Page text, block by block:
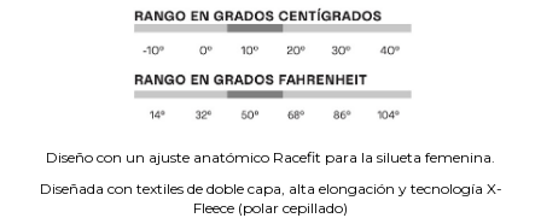
Diseño con un ajuste anatómico Racefit para la silueta femenina.
Diseñada con textiles de doble capa, alta elongación y tecnología X-
Fleece (polar cepillado)